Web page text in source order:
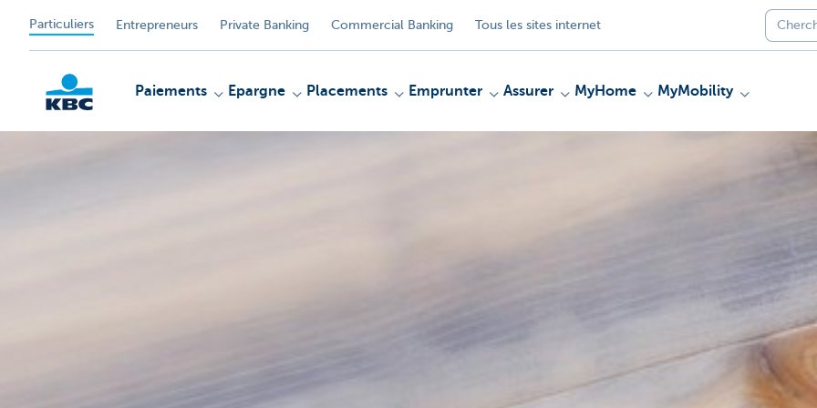
Particuliers Entrepreneurs Private Banking Commercial Banking Tous les sites internet
Paiements Epargne Placements Emprunter Assurer MyHome MyMobility